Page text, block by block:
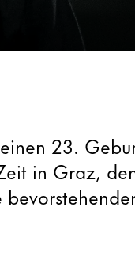
23.
in Graz,